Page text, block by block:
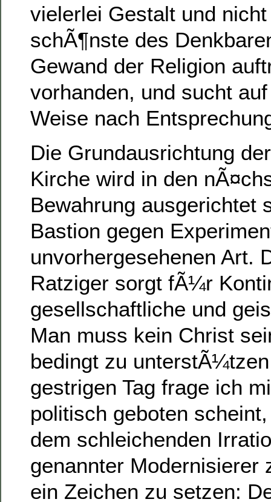
vielerlei Gestalt und
schÃ¶nste des
Gewand der Religion
vorhanden, und sucht
Weise nach
Die Grundausrichtung
Kirche wird in den
Bewahrung ausgerichtet
Bastion gegen
unvorhergesehenen Art.
Ratziger sorgt fÃ¼r
gesellschaftliche und
Man muss kein Christ
bedingt zu
gestrigen Tag frage ich
politisch geboten
dem schleichenden
genannter Modernisierer
ein Zeichen zu setzen: